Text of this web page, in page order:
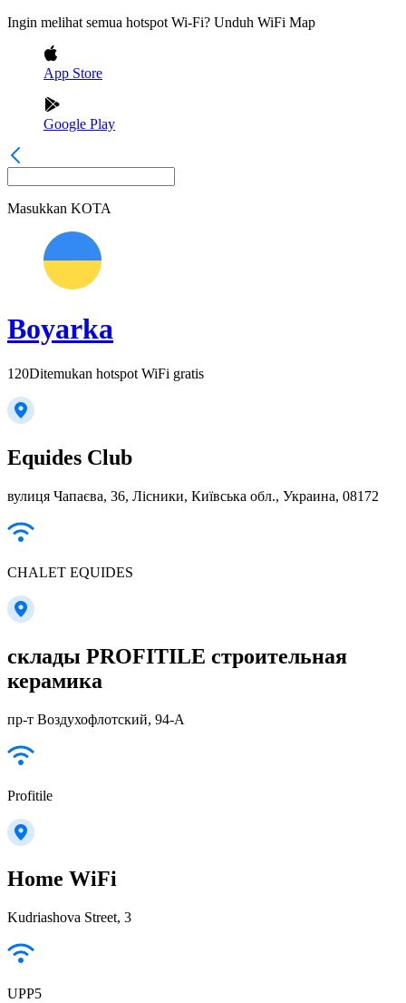
Ingin melihat semua hotspot Wi-Fi? Unduh WiFi Map
App Store
Google Play
Masukkan KOTA
Boyarka
120Ditemukan hotspot WiFi gratis
Equides Club
вулиця Чапаєва, 36, Лісники, Київська обл., Украина, 08172
CHALET EQUIDES
склады PROFITILE строительная
керамика
пр-т Воздухофлотский, 94-А
Profitile
Home WiFi
Kudriashova Street, 3
UPP5